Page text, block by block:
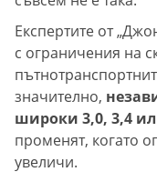
Експертите от
с ограничения на
значително,
широки 3,0, 3,4
променят, когато
увеличи.